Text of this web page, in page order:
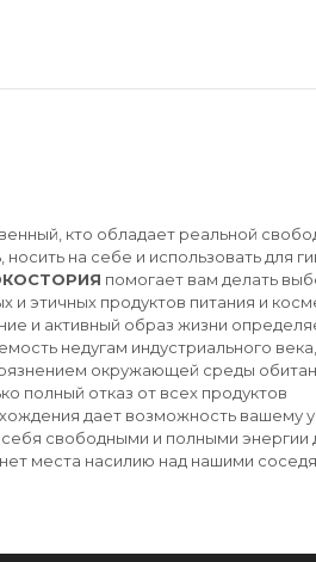
кто обладает реальной
носить на себе и использовать для
помогает вам делать
и этичных продуктов питания и
и активный образ жизни
недугам индустриального века,
окружающей среды
полный отказ от всех продуктов
дает возможность вашему
себя свободными и полными энергии
места насилию над нашими